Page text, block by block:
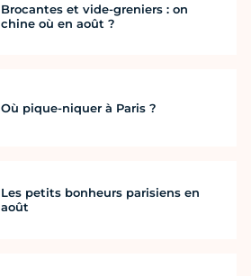
Brocantes et vide-greniers : on
chine où en août ?
Où pique-niquer à Paris ?
Les petits bonheurs parisiens en
août